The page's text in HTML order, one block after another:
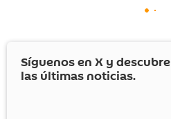
Síguenos en X y descubre
las últimas noticias.